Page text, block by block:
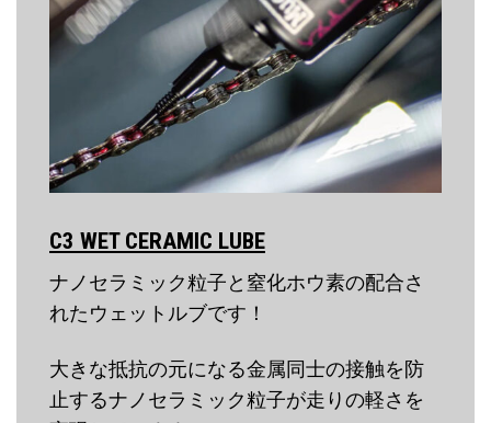
C3 WET CERAMIC LUBE
ナノセラミック粒子と窒化ホウ素の配合さ
れたウェットルブです！
大きな抵抗の元になる金属同士の接触を防
止するナノセラミック粒子が走りの軽さを